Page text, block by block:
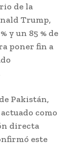
de la
Trump,
y un 85 % de
poner fin a
Pakistán,
como
directa
este